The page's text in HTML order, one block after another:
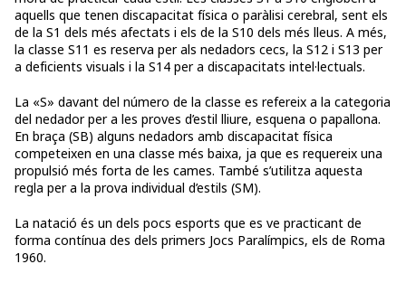
aquells que tenen discapacitat física o paràlisi cerebral, sent els
de la S1 dels més afectats i els de la S10 dels més lleus. A més,
la classe S11 es reserva per als nedadors cecs, la S12 i S13 per
a deficients visuals i la S14 per a discapacitats intel·lectuals.
La «S» davant del número de la classe es refereix a la categoria
del nedador per a les proves d’estil lliure, esquena o papallona.
En braça (SB) alguns nedadors amb discapacitat física
competeixen en una classe més baixa, ja que es requereix una
propulsió més forta de les cames. També s’utilitza aquesta
regla per a la prova individual d’estils (SM).
La natació és un dels pocs esports que es ve practicant de
forma contínua des dels primers Jocs Paralímpics, els de Roma
1960.